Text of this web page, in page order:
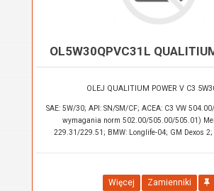
OL5W30QPVC31L
OLEJ QUALITIUM POWER V C3
SAE: 5W/30; API: SN/SM/CF; ACEA: C3 VW
wymagania norm 502.00/505.00/505.01)
229.31/229.51; BMW: Longlife-04; GM Dexos 2;
Więcej Zamienniki